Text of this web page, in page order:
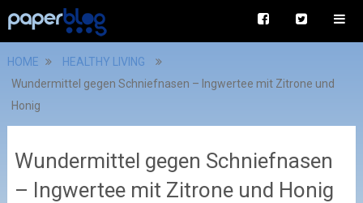
HOME
HEALTHY LIVING
Wundermittel gegen Schniefnasen – Ingwertee mit Zitrone und
Honig
Wundermittel gegen Schniefnasen
– Ingwertee mit Zitrone und Honig